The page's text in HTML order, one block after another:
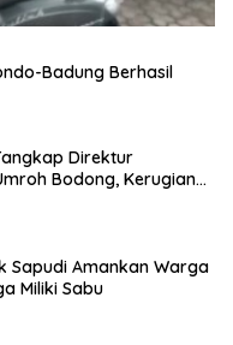
Badung Berhasil
Direktur
Bodong, Kerugian
Sapudi Amankan Warga
Miliki Sabu